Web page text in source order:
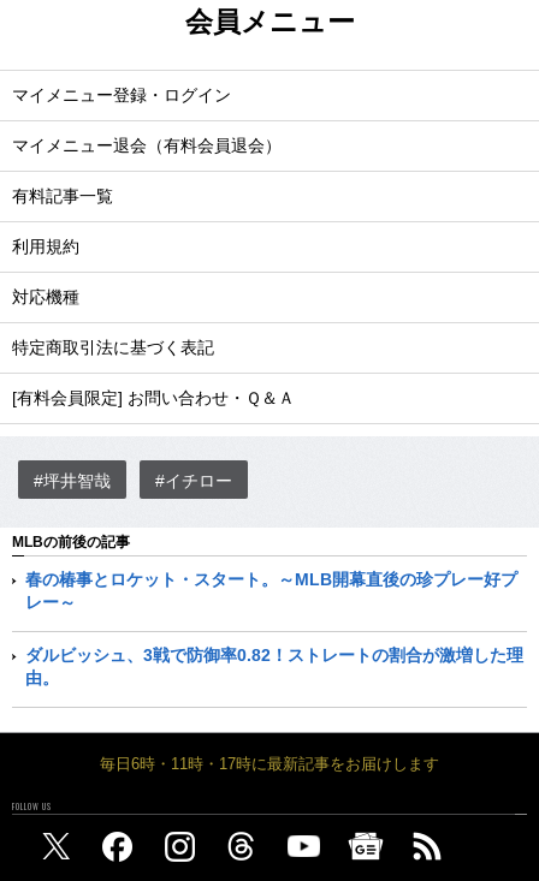
会員メニュー
マイメニュー登録・ログイン
マイメニュー退会（有料会員退会）
有料記事一覧
利用規約
対応機種
特定商取引法に基づく表記
[有料会員限定] お問い合わせ・Ｑ＆Ａ
#坪井智哉 #イチロー
MLBの前後の記事
春の椿事とロケット・スタート。～MLB開幕直後の珍プレー好プ
レー～
ダルビッシュ、3戦で防御率0.82！ストレートの割合が激増した理
由。
毎日6時・11時・17時に最新記事をお届けします
FOLLOW US